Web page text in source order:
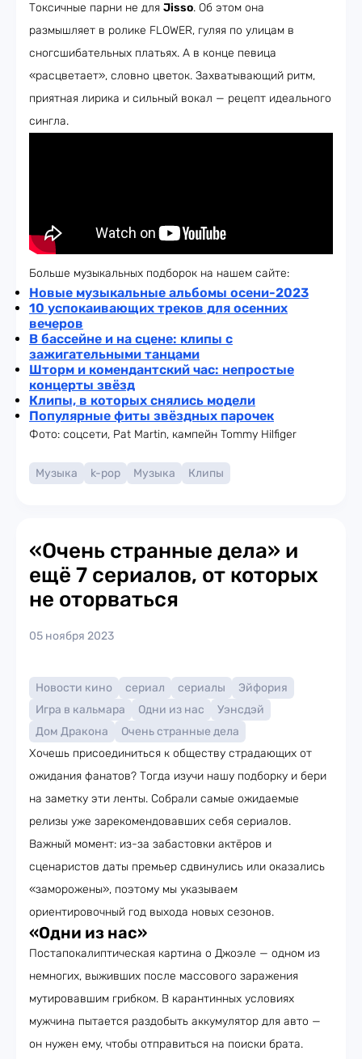
Токсичные парни не для Jisso. Об этом она
размышляет в ролике FLOWER, гуляя по улицам в
сногсшибательных платьях. А в конце певица
«расцветает», словно цветок. Захватывающий ритм,
приятная лирика и сильный вокал — рецепт идеального
сингла.
Больше музыкальных подборок на нашем сайте:
Новые музыкальные альбомы осени-2023
10 успокаивающих треков для осенних
вечеров
В бассейне и на сцене: клипы с
зажигательными танцами
Шторм и комендантский час: непростые
концерты звёзд
Клипы, в которых снялись модели
Популярные фиты звёздных парочек
Фото: соцсети, Pat Martin, кампейн Tommy Hilfiger
Музыка k-pop Музыка Клипы
«Очень странные дела» и
ещё 7 сериалов, от которых
не оторваться
05 ноября 2023
Новости кино сериал сериалы
Эйфория
Игра в кальмара
Одни из нас
Уэнсдэй
Дом Дракона
Очень странные дела
Хочешь присоединиться к обществу страдающих от
ожидания фанатов? Тогда изучи нашу подборку и бери
на заметку эти ленты. Собрали самые ожидаемые
релизы уже зарекомендовавших себя сериалов.
Важный момент: из-за забастовки актёров и
сценаристов даты премьер сдвинулись или оказались
«заморожены», поэтому мы указываем
ориентировочный год выхода новых сезонов.
«Одни из нас»
Постапокалиптическая картина о Джоэле — одном из
немногих, выживших после массового заражения
мутировавшим грибком. В карантинных условиях
мужчина пытается раздобыть аккумулятор для авто —
он нужен ему, чтобы отправиться на поиски брата.